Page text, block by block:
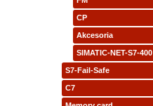
CP
Akcesoria
SIMATIC-NET-S7-400
S7-Fail-Safe
C7